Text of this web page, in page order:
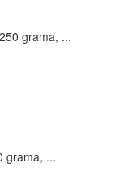
grama, ...
grama, ...